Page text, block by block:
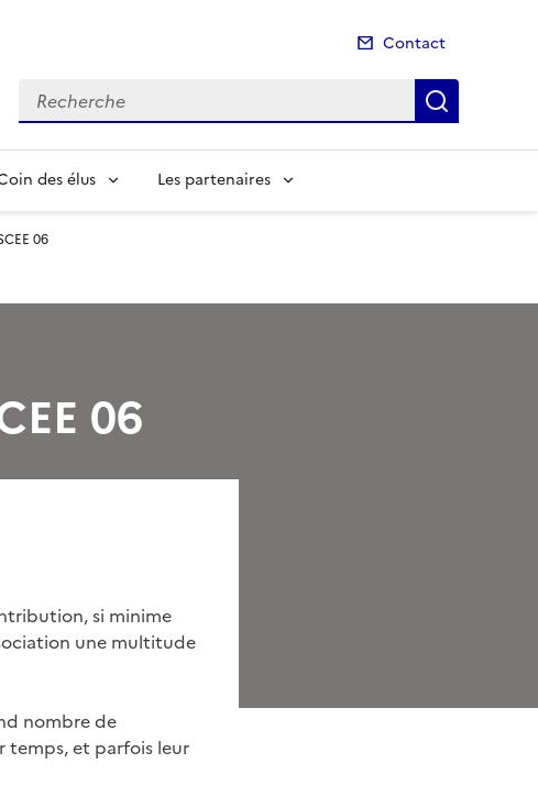
Contact
Recherche
des élus Les partenaires
06
06
si minime
une multitude
nombre de
temps, et parfois leur